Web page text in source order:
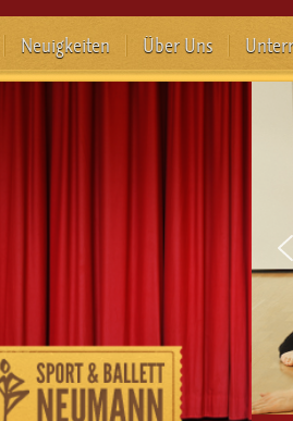
Neuigkeiten Über Uns